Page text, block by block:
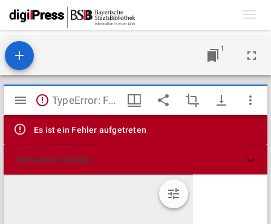
1
Mirador
Viewer
TypeError: Failed to fetch
Es ist ein Fehler aufgetreten
Technische Details